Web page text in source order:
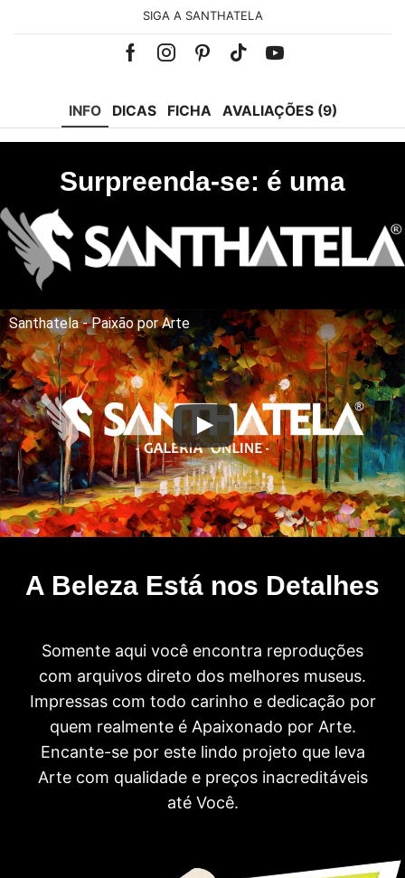
SIGA A SANTHATELA
FacebookInstagramPinterest
Tik-Youtube
INFO DICAS FICHA AVALIAÇÕES (9)
Surpreenda-se: é uma
Santhatela - Paixão por Arte
A Beleza Está nos Detalhes
Somente aqui você encontra reproduções
com arquivos direto dos melhores museus.
Impressas com todo carinho e dedicação por
quem realmente é Apaixonado por Arte.
Encante-se por este lindo projeto que leva
Arte com qualidade e preços inacreditáveis
até Você.